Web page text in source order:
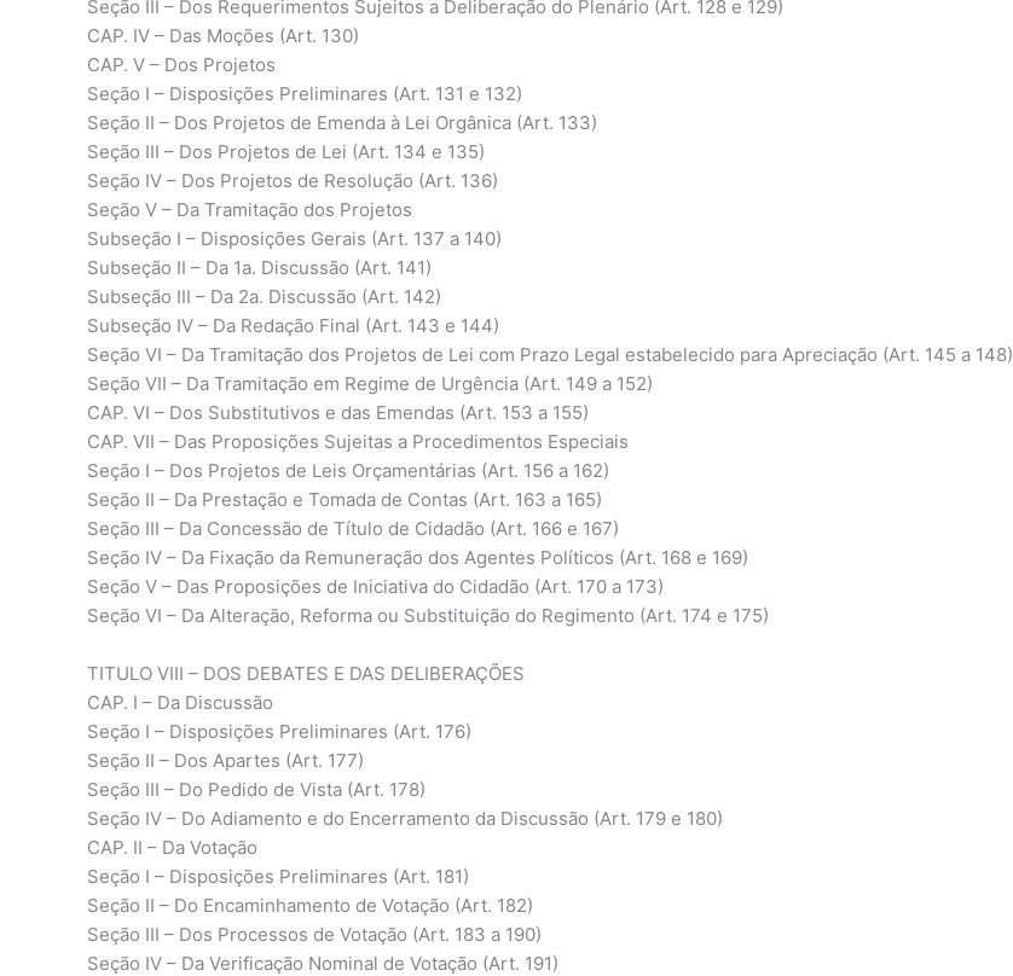
Seção III – Dos Requerimentos Sujeitos a Deliberação do Plenário (Art. 128 e 129)
CAP. IV – Das Moções (Art. 130)
CAP. V – Dos Projetos
Seção I – Disposições Preliminares (Art. 131 e 132)
Seção II – Dos Projetos de Emenda à Lei Orgânica (Art. 133)
Seção III – Dos Projetos de Lei (Art. 134 e 135)
Seção IV – Dos Projetos de Resolução (Art. 136)
Seção V – Da Tramitação dos Projetos
Subseção I – Disposições Gerais (Art. 137 a 140)
Subseção II – Da 1a. Discussão (Art. 141)
Subseção III – Da 2a. Discussão (Art. 142)
Subseção IV – Da Redação Final (Art. 143 e 144)
Seção VI – Da Tramitação dos Projetos de Lei com Prazo Legal estabelecido para Apreciação (Art. 145 a 148)
Seção VII – Da Tramitação em Regime de Urgência (Art. 149 a 152)
CAP. VI – Dos Substitutivos e das Emendas (Art. 153 a 155)
CAP. VII – Das Proposições Sujeitas a Procedimentos Especiais
Seção I – Dos Projetos de Leis Orçamentárias (Art. 156 a 162)
Seção II – Da Prestação e Tomada de Contas (Art. 163 a 165)
Seção III – Da Concessão de Título de Cidadão (Art. 166 e 167)
Seção IV – Da Fixação da Remuneração dos Agentes Políticos (Art. 168 e 169)
Seção V – Das Proposições de Iniciativa do Cidadão (Art. 170 a 173)
Seção VI – Da Alteração, Reforma ou Substituição do Regimento (Art. 174 e 175)
TITULO VIII – DOS DEBATES E DAS DELIBERAÇÕES
CAP. I – Da Discussão
Seção I – Disposições Preliminares (Art. 176)
Seção II – Dos Apartes (Art. 177)
Seção III – Do Pedido de Vista (Art. 178)
Seção IV – Do Adiamento e do Encerramento da Discussão (Art. 179 e 180)
CAP. II – Da Votação
Seção I – Disposições Preliminares (Art. 181)
Seção II – Do Encaminhamento de Votação (Art. 182)
Seção III – Dos Processos de Votação (Art. 183 a 190)
Seção IV – Da Verificação Nominal de Votação (Art. 191)